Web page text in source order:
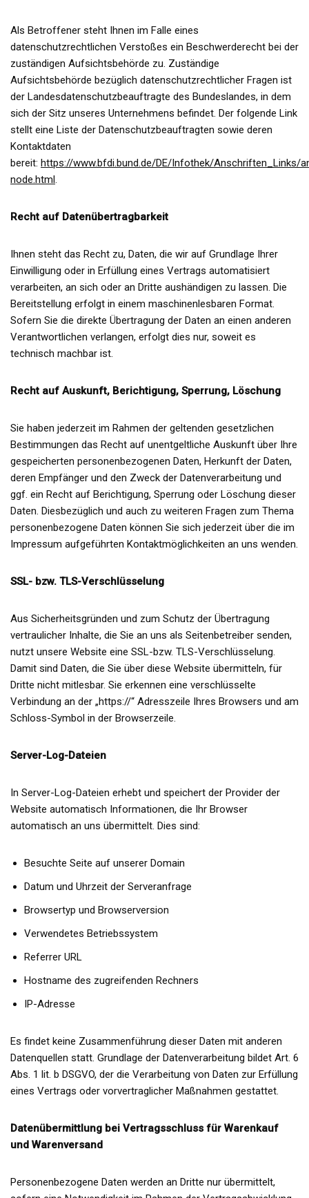
Als Betroffener steht Ihnen im Falle eines
datenschutzrechtlichen Verstoßes ein Beschwerderecht bei der
zuständigen Aufsichtsbehörde zu. Zuständige
Aufsichtsbehörde bezüglich datenschutzrechtlicher Fragen ist
der Landesdatenschutzbeauftragte des Bundeslandes, in dem
sich der Sitz unseres Unternehmens befindet. Der folgende Link
stellt eine Liste der Datenschutzbeauftragten sowie deren
Kontaktdaten
bereit: https://www.bfdi.bund.de/DE/Infothek/Anschriften_Links/
node.html.
Recht auf Datenübertragbarkeit
Ihnen steht das Recht zu, Daten, die wir auf Grundlage Ihrer
Einwilligung oder in Erfüllung eines Vertrags automatisiert
verarbeiten, an sich oder an Dritte aushändigen zu lassen. Die
Bereitstellung erfolgt in einem maschinenlesbaren Format.
Sofern Sie die direkte Übertragung der Daten an einen anderen
Verantwortlichen verlangen, erfolgt dies nur, soweit es
technisch machbar ist.
Recht auf Auskunft, Berichtigung, Sperrung, Löschung
Sie haben jederzeit im Rahmen der geltenden gesetzlichen
Bestimmungen das Recht auf unentgeltliche Auskunft über Ihre
gespeicherten personenbezogenen Daten, Herkunft der Daten,
deren Empfänger und den Zweck der Datenverarbeitung und
ggf. ein Recht auf Berichtigung, Sperrung oder Löschung dieser
Daten. Diesbezüglich und auch zu weiteren Fragen zum Thema
personenbezogene Daten können Sie sich jederzeit über die im
Impressum aufgeführten Kontaktmöglichkeiten an uns wenden.
SSL- bzw. TLS-Verschlüsselung
Aus Sicherheitsgründen und zum Schutz der Übertragung
vertraulicher Inhalte, die Sie an uns als Seitenbetreiber senden,
nutzt unsere Website eine SSL-bzw. TLS-Verschlüsselung.
Damit sind Daten, die Sie über diese Website übermitteln, für
Dritte nicht mitlesbar. Sie erkennen eine verschlüsselte
Verbindung an der „https://“ Adresszeile Ihres Browsers und am
Schloss-Symbol in der Browserzeile.
Server-Log-Dateien
In Server-Log-Dateien erhebt und speichert der Provider der
Website automatisch Informationen, die Ihr Browser
automatisch an uns übermittelt. Dies sind:
Besuchte Seite auf unserer Domain
Datum und Uhrzeit der Serveranfrage
Browsertyp und Browserversion
Verwendetes Betriebssystem
Referrer URL
Hostname des zugreifenden Rechners
IP-Adresse
Es findet keine Zusammenführung dieser Daten mit anderen
Datenquellen statt. Grundlage der Datenverarbeitung bildet Art. 6
Abs. 1 lit. b DSGVO, der die Verarbeitung von Daten zur Erfüllung
eines Vertrags oder vorvertraglicher Maßnahmen gestattet.
Datenübermittlung bei Vertragsschluss für Warenkauf
und Warenversand
Personenbezogene Daten werden an Dritte nur übermittelt,